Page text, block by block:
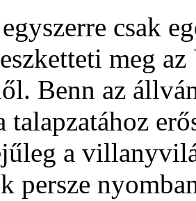
csak
meg
Benn az
talapzatához
a
persze